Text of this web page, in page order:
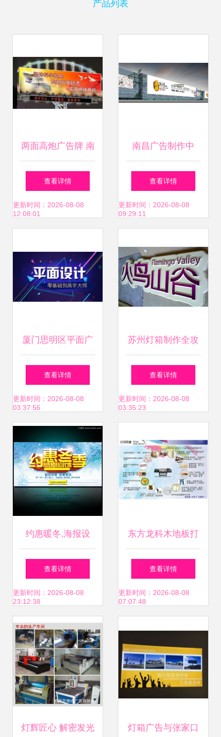
产品列表
两面高炮广告牌 南
通金工户外高炮广
告制作的品质之道
查看详情
更新时间：2026-08-08
12:08:01
南昌广告制作中
的“精细化排版” 从
水晶字到名片背胶
查看详情
更新时间：2026-08-08
09:29:11
厦门思明区平面广
告设计培训与职业
前景指南
查看详情
更新时间：2026-08-08
03:37:56
苏州灯箱制作全攻
略 户外灯箱、超薄
灯箱及广告制作的
查看详情
更新时间：2026-08-08
03:35:23
约惠暖冬,海报设
计,画册 宣传单 广
告,设计模板,汇图
网
查看详情
更新时间：2026-08-08
23:12:38
东方龙科木地板打
印机与理光UV平板
打印机 广告制作的
查看详情
更新时间：2026-08-08
07:07:48
灯辉匠心 解密发光 灯箱广告与张家口